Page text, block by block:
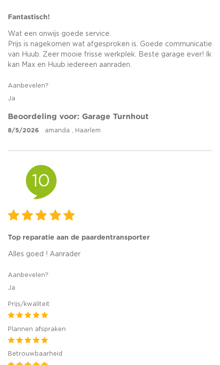
Fantastisch!
Wat een onwijs goede service.
Prijs is nagekomen wat afgesproken is. Goede communicatie
van Huub. Zeer mooie frisse werkplek. Beste garage ever! Ik
kan Max en Huub iedereen aanraden.
Aanbevelen?
Ja
Beoordeling voor: Garage Turnhout
8/5/2026 amanda , Haarlem
10
Top reparatie aan de paardentransporter
Alles goed ! Aanrader
Aanbevelen?
Ja
Prijs/kwaliteit
Plannen afspraken
Betrouwbaarheid